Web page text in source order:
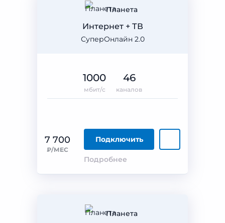
Планета
СуперОнлайн 2.0
Интернет + ТВ
7 700
₽/МЕС
Подключить
Подробнее
1000
мбит/с
46
каналов
Планета